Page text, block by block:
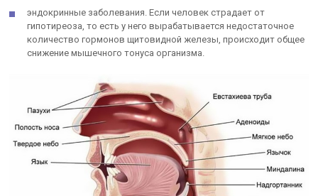
эндокринные заболевания. Если человек страдает от
гипотиреоза, то есть у него вырабатывается недостаточное
количество гормонов щитовидной железы, происходит общее
снижение мышечного тонуса организма.